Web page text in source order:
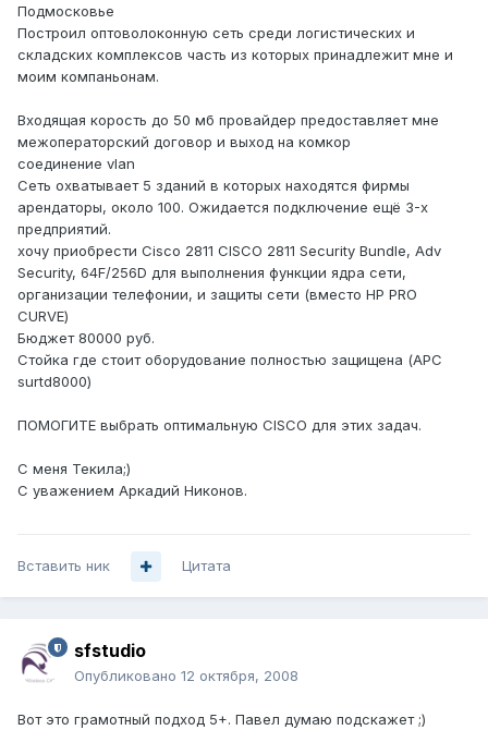
Подмосковье
Построил оптоволоконную сеть среди логистических и
складских комплексов часть из которых принадлежит мне и
моим компаньонам.
Входящая корость до 50 мб провайдер предоставляет мне
межоператорский договор и выход на комкор
соединение vlan
Сеть охватывает 5 зданий в которых находятся фирмы
арендаторы, около 100. Ожидается подключение ещё 3-х
предприятий.
хочу приобрести Cisco 2811 CISCO 2811 Security Bundle, Adv
Security, 64F/256D для выполнения функции ядра сети,
организации телефонии, и защиты сети (вместо HP PRO
CURVE)
Бюджет 80000 руб.
Стойка где стоит оборудование полностью защищена (APC
surtd8000)
ПОМОГИТЕ выбрать оптимальную CISCO для этих задач.
C меня Текила;)
С уважением Аркадий Никонов.
Вставить ник Цитата
sfstudio
Опубликовано 12 октября, 2008
Вот это грамотный подход 5+. Павел думаю подскажет ;)